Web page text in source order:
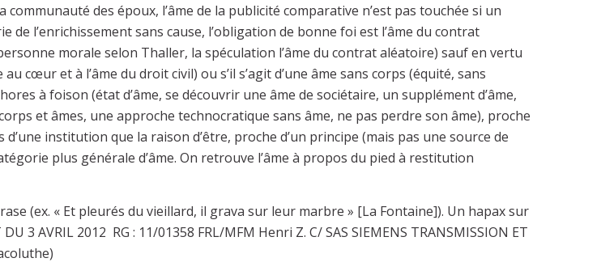
communauté des époux, l’âme de la publicité comparative n’est pas touchée si un
de l’enrichissement sans cause, l’obligation de bonne foi est l’âme du contrat
morale selon Thaller, la spéculation l’âme du contrat aléatoire) sauf en vertu
et à l’âme du droit civil) ou s’il s’agit d’une âme sans corps (équité, sans
à foison (état d’âme, se découvrir une âme de sociétaire, un supplément d’âme,
et âmes, une approche technocratique sans âme, ne pas perdre son âme), proche
institution que la raison d’être, proche d’un principe (mais pas une source de
plus générale d’âme. On retrouve l’âme à propos du pied à restitution
(ex. « Et pleurés du vieillard, il grava sur leur marbre » [La Fontaine]). Un hapax sur
DU 3 AVRIL 2012 RG : 11/01358 FRL/MFM Henri Z. C/ SAS SIEMENS TRANSMISSION ET